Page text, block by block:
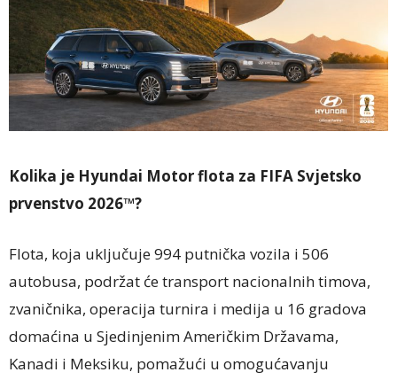
Kolika je Hyundai Motor flota za FIFA Svjetsko
prvenstvo 2026™?
Flota, koja uključuje 994 putnička vozila i 506
autobusa, podržat će transport nacionalnih timova,
zvaničnika, operacija turnira i medija u 16 gradova
domaćina u Sjedinjenim Američkim Državama,
Kanadi i Meksiku, pomažući u omogućavanju